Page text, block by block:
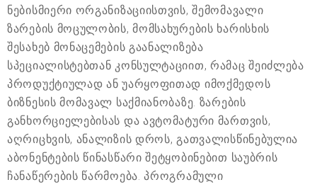
ნებისმიერი ორგანიზაციისთვის, შემომავალი
ზარების მოცულობის, მომსახურების ხარისხის
შესახებ მონაცემების გაანალიზება
სპეციალისტებთან კონსულტაციით, რამაც შეიძლება
პროდუქტიულად ან უარყოფითად იმოქმედოს
ბიზნესის მომავალ საქმიანობაზე. ზარების
განხორციელებისას და ავტომატური მართვის,
აღრიცხვის, ანალიზის დროს, გათვალისწინებულია
აბონენტების წინასწარი შეტყობინებით საუბრის
ჩანაწერების წარმოება. პროგრამული